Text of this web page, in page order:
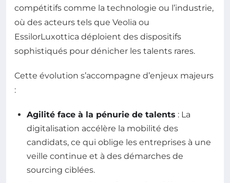
compétitifs comme la technologie ou l’industrie,
où des acteurs tels que Veolia ou
EssilorLuxottica déploient des dispositifs
sophistiqués pour dénicher les talents rares.
Cette évolution s’accompagne d’enjeux majeurs
:
Agilité face à la pénurie de talents : La
digitalisation accélère la mobilité des
candidats, ce qui oblige les entreprises à une
veille continue et à des démarches de
sourcing ciblées.